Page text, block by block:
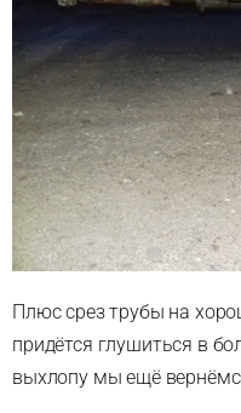
Плюс срез трубы на
придётся глушиться в
выхлопу мы ещё